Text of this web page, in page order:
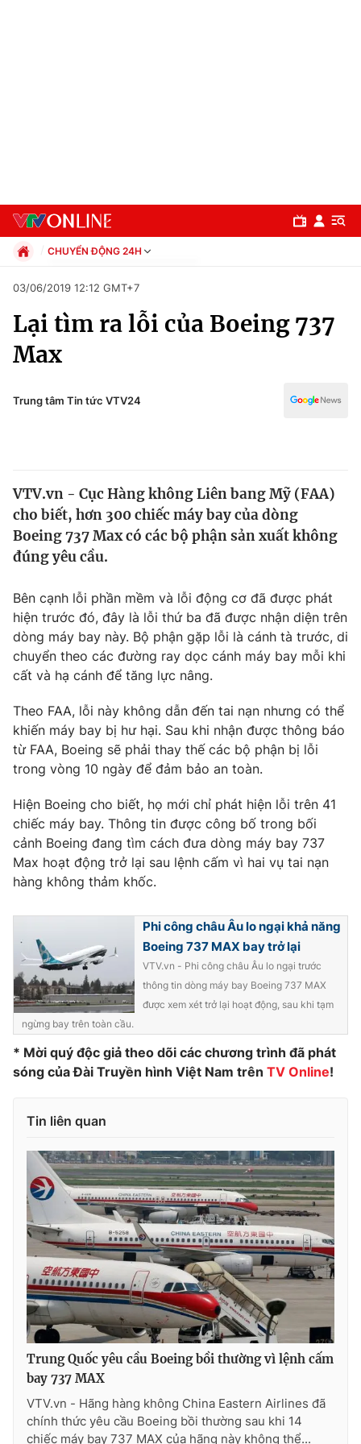
Chuyên mục
Chính trị
Xã hội
Y tế
Thế giới
Thế giới đó đây
Câu chuyện quốc tế
Kinh tế
Tài chính
Thị trường
Dữ liệu và đời sống
Phim VTV
Hậu trường
Khán giả
Giải sao mai
Giải trí
Điện ảnh
Âm nhạc
Sao
Du lịch
Làm đẹp
Chất lượng cuộc sống
Giáo dục
Tuyển sinh
Công nghệ
Hitech Công nghệ tương lai
Sản phẩm
Thị trường
Tư vấn
Giao lưu trực tuyến
Lịch phát sóng
Chuyên mục khác
Emagazine Podcast
Video Shorts video
VTV Money VTV Thể thao
VTV Sức khoẻ Bất động sản
Thị trường 24h Tấm lòng Việt
VTV4 Vươn mình bằng AI
VTV9
Liên hệ tòa soạn English
CHUYỂN ĐỘNG 24H
Xã hội
Pháp luật
Thể thao
Văn hóa - Giải trí
Giáo dục
03/06/2019 12:12 GMT+7
Lại tìm ra lỗi của Boeing 737
Max
Trung tâm Tin tức VTV24
VTV.vn - Cục Hàng không Liên bang Mỹ (FAA)
cho biết, hơn 300 chiếc máy bay của dòng
Boeing 737 Max có các bộ phận sản xuất không
đúng yêu cầu.
Bên cạnh lỗi phần mềm và lỗi động cơ đã được phát
hiện trước đó, đây là lỗi thứ ba đã được nhận diện trên
dòng máy bay này. Bộ phận gặp lỗi là cánh tà trước, di
chuyển theo các đường ray dọc cánh máy bay mỗi khi
cất và hạ cánh để tăng lực nâng.
Theo FAA, lỗi này không dẫn đến tai nạn nhưng có thể
khiến máy bay bị hư hại. Sau khi nhận được thông báo
từ FAA, Boeing sẽ phải thay thế các bộ phận bị lỗi
trong vòng 10 ngày để đảm bảo an toàn.
Hiện Boeing cho biết, họ mới chỉ phát hiện lỗi trên 41
chiếc máy bay. Thông tin được công bố trong bối
cảnh Boeing đang tìm cách đưa dòng máy bay 737
Max hoạt động trở lại sau lệnh cấm vì hai vụ tai nạn
hàng không thảm khốc.
Phi công châu Âu lo ngại khả năng
Boeing 737 MAX bay trở lại
VTV.vn - Phi công châu Âu lo ngại trước
thông tin dòng máy bay Boeing 737 MAX
được xem xét trở lại hoạt động, sau khi tạm
ngừng bay trên toàn cầu.
* Mời quý độc giả theo dõi các chương trình đã phát
sóng của Đài Truyền hình Việt Nam trên TV Online!
Tin liên quan
Trung Quốc yêu cầu Boeing bồi thường vì lệnh cấm
bay 737 MAX
VTV.vn - Hãng hàng không China Eastern Airlines đã
chính thức yêu cầu Boeing bồi thường sau khi 14
chiếc máy bay 737 MAX của hãng này không thể...